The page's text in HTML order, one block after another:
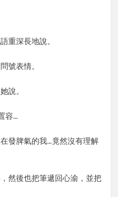
重深長地說。
號表情。
說。
容…
發脾氣的我…竟然沒有理解
然後也把筆遞回心渝，並把